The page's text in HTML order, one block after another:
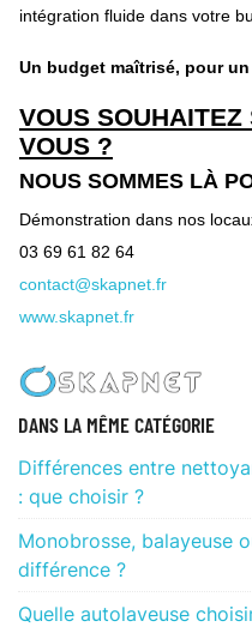
intégration fluide dans votre
Un budget maîtrisé, pour
VOUS SOUHAITEZ
VOUS ?
NOUS SOMMES LÀ
Démonstration dans nos
03 69 61 82 64
contact@skapnet.fr
www.skapnet.fr
DANS LA MÊME CATÉGORIE
Différences entre
: que choisir ?
Monobrosse, balayeuse
différence ?
Quelle autolaveuse